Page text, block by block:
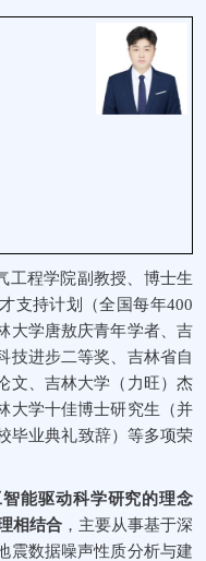
工程学院副教授
博士生
支持计划（全国每年400
大学唐敖庆青年学者、吉
技进步二等奖、吉林省自
文、吉林大学（力旺）杰
大学十佳博士研究生（并
毕业典礼致辞）等多项荣
能驱动科学研究的理念
相结合，主要从事基于深
震数据噪声性质分析与建